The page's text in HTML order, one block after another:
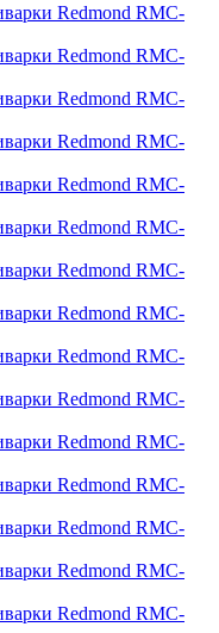
Redmond RMC-
Redmond RMC-
Redmond RMC-
Redmond RMC-
Redmond RMC-
Redmond RMC-
Redmond RMC-
Redmond RMC-
Redmond RMC-
Redmond RMC-
Redmond RMC-
Redmond RMC-
Redmond RMC-
Redmond RMC-
Redmond RMC-